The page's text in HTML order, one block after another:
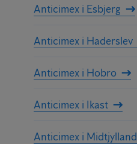
Anticimex i Esbjerg
Anticimex i Haderslev
Anticimex i Hobro
Anticimex i Ikast
Anticimex i Midtjylland